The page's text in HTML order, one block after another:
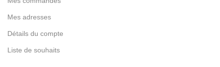
Mes adresses
Détails du compte
Liste de souhaits